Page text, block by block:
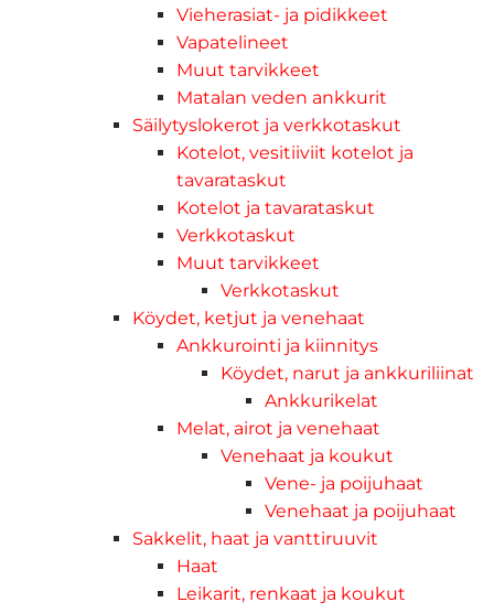
Vieherasiat- ja pidikkeet
Vapatelineet
Muut tarvikkeet
Matalan veden ankkurit
Säilytyslokerot ja verkkotaskut
Kotelot, vesitiiviit kotelot ja
tavarataskut
Kotelot ja tavarataskut
Verkkotaskut
Muut tarvikkeet
Verkkotaskut
Köydet, ketjut ja venehaat
Ankkurointi ja kiinnitys
Köydet, narut ja ankkuriliinat
Ankkurikelat
Melat, airot ja venehaat
Venehaat ja koukut
Vene- ja poijuhaat
Venehaat ja poijuhaat
Sakkelit, haat ja vanttiruuvit
Haat
Leikarit, renkaat ja koukut